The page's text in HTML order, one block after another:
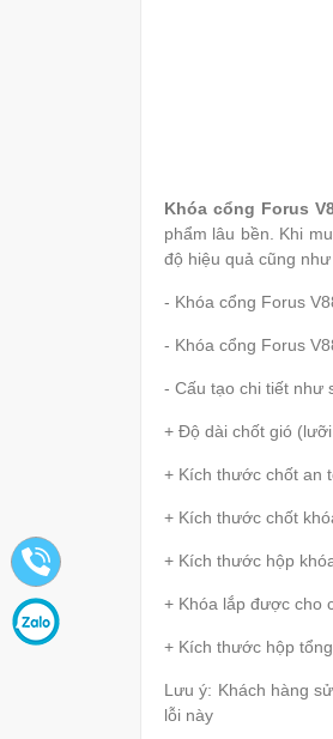
Khóa cổng Forus
phẩm lâu bền. Khi
độ hiệu quả cũng
- Khóa cổng Forus
- Khóa cổng Forus
- Cấu tạo chi tiết như
+ Độ dài chốt gió
+ Kích thước chốt an
+ Kích thước chốt
+ Kích thước hộp
+ Khóa lắp được cho
+ Kích thước hộp
Lưu ý: Khách hàng
lỗi này